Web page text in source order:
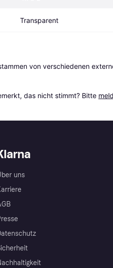
Transparent
von verschiedenen
das nicht stimmt? Bitte
uns